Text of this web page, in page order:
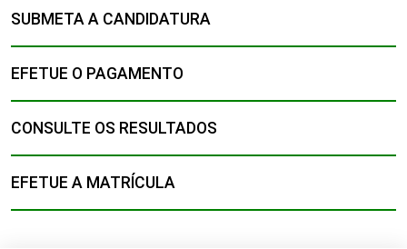
SUBMETA A CANDIDATURA
EFETUE O PAGAMENTO
CONSULTE OS RESULTADOS
EFETUE A MATRÍCULA